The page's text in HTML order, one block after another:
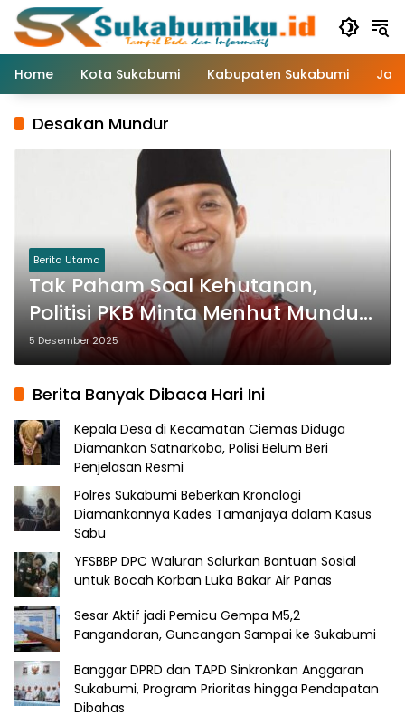
Langsung
konten
Home
Kota Sukabumi Kabupaten Sukabumi
Desakan Mundur
Berita Utama
Tak Paham Soal Kehutanan,
Politisi PKB Minta Menhut Mundur
dari Jabatan
5 Desember 2025
Berita Banyak Dibaca Hari Ini
Kepala Desa di Kecamatan Ciemas Diduga
Diamankan Satnarkoba, Polisi Belum Beri
Penjelasan Resmi
Polres Sukabumi Beberkan Kronologi
Diamankannya Kades Tamanjaya dalam Kasus
Sabu
YFSBBP DPC Waluran Salurkan Bantuan Sosial
untuk Bocah Korban Luka Bakar Air Panas
Sesar Aktif jadi Pemicu Gempa M5,2
Pangandaran, Guncangan Sampai ke Sukabumi
Banggar DPRD dan TAPD Sinkronkan Anggaran
Sukabumi, Program Prioritas hingga Pendapatan
Dibahas